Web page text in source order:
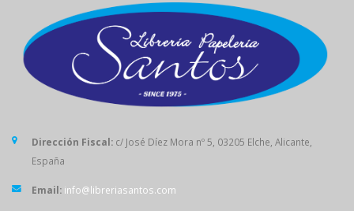
Dirección Fiscal: c/ José Díez Mora nº 5, 03205 Elche, Alicante,
España
Email: info@libreriasantos.com